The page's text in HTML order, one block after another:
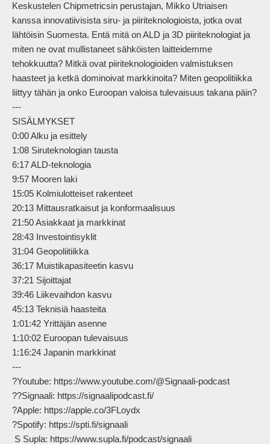
Keskustelen Chipmetricsin perustajan, Mikko Utriaisen
kanssa innovatiivisista siru- ja piiriteknologioista, jotka ovat
lähtöisin Suomesta. Entä mitä on ALD ja 3D piiriteknologiat ja
miten ne ovat mullistaneet sähköisten laitteidemme
tehokkuutta? Mitkä ovat piiriteknologioiden valmistuksen
haasteet ja ketkä dominoivat markkinoita? Miten geopolitiikka
liittyy tähän ja onko Euroopan valoisa tulevaisuus takana päin?
---
SISÄLMYKSET
0:00 Alku ja esittely
1:08 Siruteknologian tausta
6:17 ALD-teknologia
9:57 Mooren laki
15:05 Kolmiulotteiset rakenteet
20:13 Mittausratkaisut ja konformaalisuus
21:50 Asiakkaat ja markkinat
28:43 Investointisyklit
31:04 Geopoliitiikka
36:17 Muistikapasiteetin kasvu
37:21 Sijoittajat
39:46 Liikevaihdon kasvu
45:13 Teknisiä haasteita
1:01:42 Yrittäjän asenne
1:10:02 Euroopan tulevaisuus
1:16:24 Japanin markkinat
---
?Youtube: https://www.youtube.com/@Signaali-podcast
??Signaali: https://signaalipodcast.fi/
?Apple: https://apple.co/3FLoydx
?Spotify: https://spti.fi/signaali